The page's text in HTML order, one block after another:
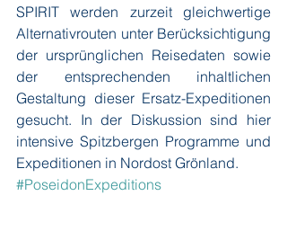
SPIRIT werden zurzeit gleichwertige
Alternativrouten unter Berücksichtigung
der ursprünglichen Reisedaten sowie
der entsprechenden inhaltlichen
Gestaltung dieser Ersatz-Expeditionen
gesucht. In der Diskussion sind hier
intensive Spitzbergen Programme und
Expeditionen in Nordost Grönland.
#PoseidonExpeditions